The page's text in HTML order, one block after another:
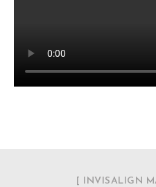
[ INVISALIGN